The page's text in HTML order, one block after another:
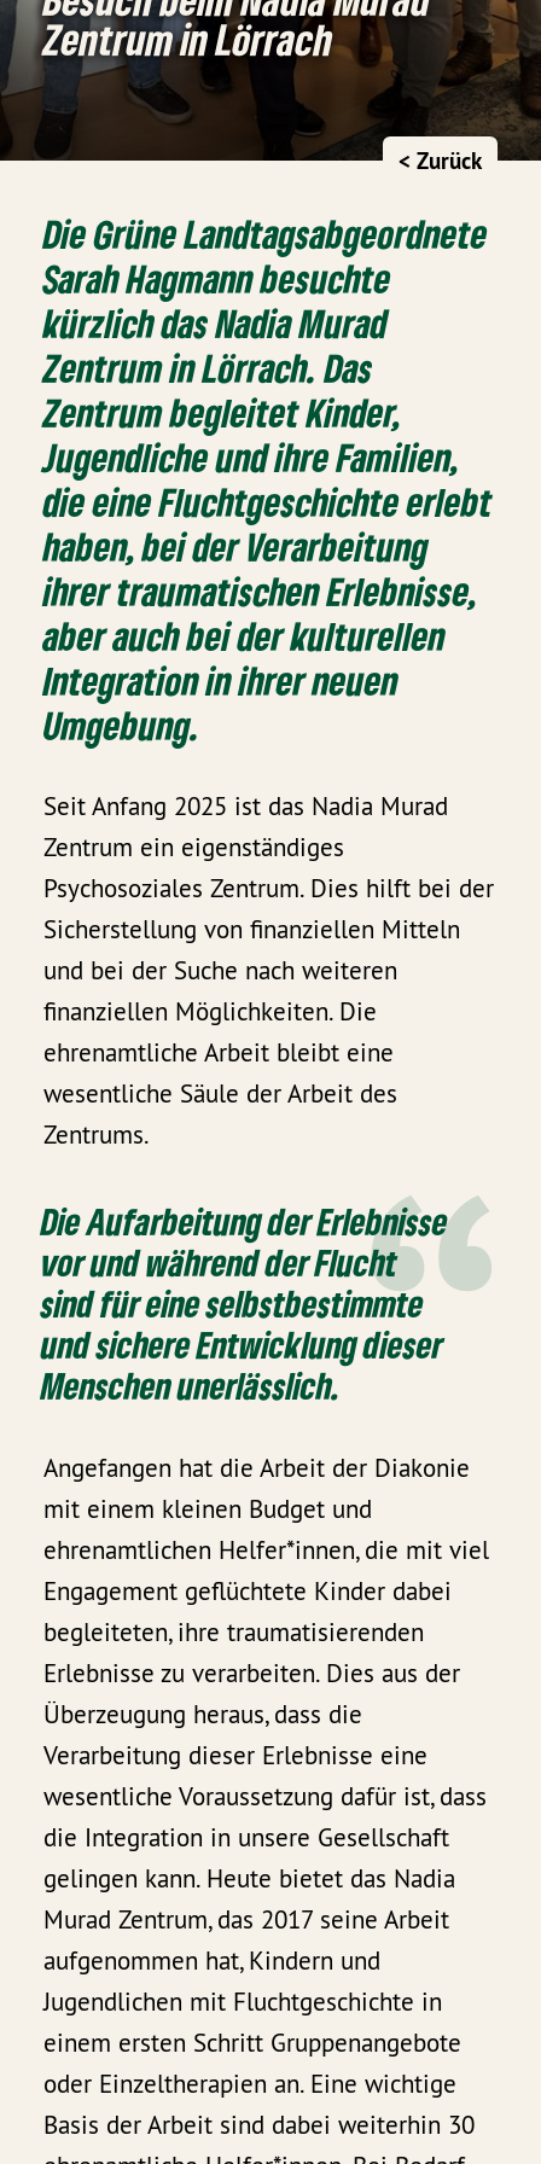
Zentrum in Lörrach
< Zurück
Die Grüne Landtagsabgeordnete
Sarah Hagmann besuchte
kürzlich das Nadia Murad
Zentrum in Lörrach. Das
Zentrum begleitet Kinder,
Jugendliche und ihre Familien,
die eine Fluchtgeschichte erlebt
haben, bei der Verarbeitung
ihrer traumatischen Erlebnisse,
aber auch bei der kulturellen
Integration in ihrer neuen
Umgebung.
Seit Anfang 2025 ist das Nadia Murad
Zentrum ein eigenständiges
Psychosoziales Zentrum. Dies hilft bei der
Sicherstellung von finanziellen Mitteln
und bei der Suche nach weiteren
finanziellen Möglichkeiten. Die
ehrenamtliche Arbeit bleibt eine
wesentliche Säule der Arbeit des
Zentrums.
Die Aufarbeitung der Erlebnisse
vor und während der Flucht
sind für eine selbstbestimmte
und sichere Entwicklung dieser
Menschen unerlässlich.
Angefangen hat die Arbeit der Diakonie
mit einem kleinen Budget und
ehrenamtlichen Helfer*innen, die mit viel
Engagement geflüchtete Kinder dabei
begleiteten, ihre traumatisierenden
Erlebnisse zu verarbeiten. Dies aus der
Überzeugung heraus, dass die
Verarbeitung dieser Erlebnisse eine
wesentliche Voraussetzung dafür ist, dass
die Integration in unsere Gesellschaft
gelingen kann. Heute bietet das Nadia
Murad Zentrum, das 2017 seine Arbeit
aufgenommen hat, Kindern und
Jugendlichen mit Fluchtgeschichte in
einem ersten Schritt Gruppenangebote
oder Einzeltherapien an. Eine wichtige
Basis der Arbeit sind dabei weiterhin 30